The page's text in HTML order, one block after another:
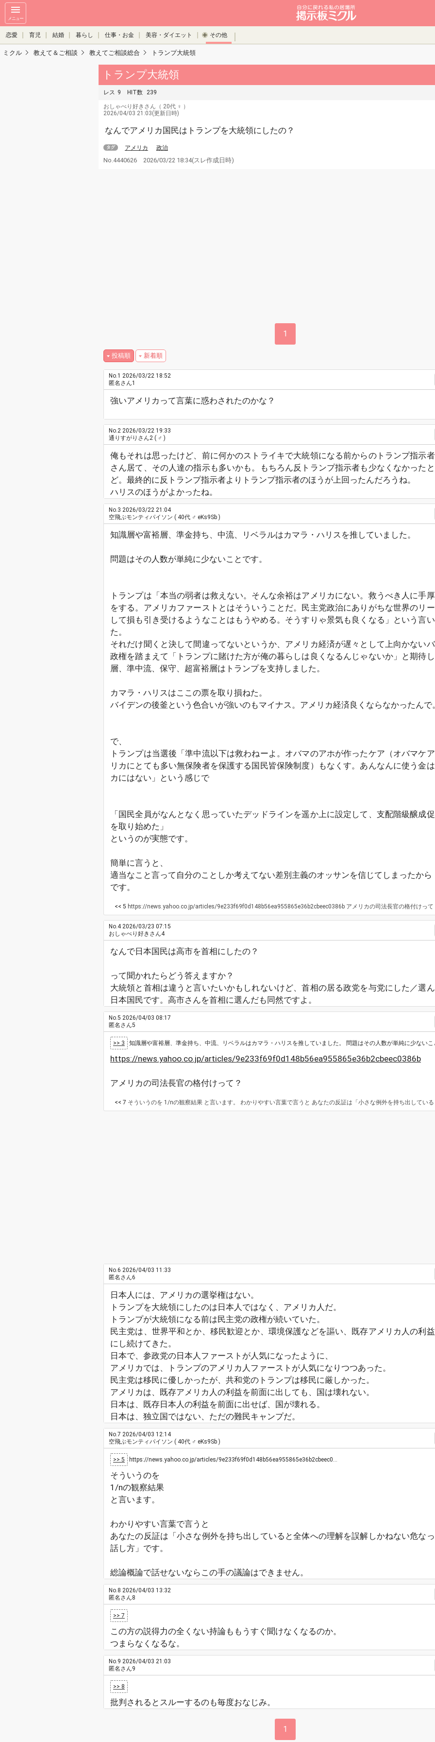
メニュー
恋愛 育児 結婚 暮らし 仕事・お金 美容・ダイエット その他
ミクル 教えて＆ご相談 教えてご相談総合 トランプ大統領
トランプ大統領
レス 9 HIT数 239
おしゃべり好きさん （ 20代 ♀ ）
2026/04/03 21:03(更新日時)
なんでアメリカ国民はトランプを大統領にしたの？
タグ アメリカ 政治
No.4440626 2026/03/22 18:34(スレ作成日時)
1
投稿順 新着順
No.1 2026/03/22 18:52
匿名さん1
強いアメリカって言葉に惑わされたのかな？
No.2 2026/03/22 19:33
通りすがりさん2 ( ♂ )
俺もそれは思ったけど、前に何かのストライキで大統領になる前からのトランプ指示
さん居て、その人達の指示も多いかも。もちろん反トランプ指示者も少なくなかった
ど。最終的に反トランプ指示者よりトランプ指示者のほうが上回ったんだろうね。
ハリスのほうがよかったね。
No.3 2026/03/22 21:04
空飛ぶモンティパイソン ( 40代 ♂ eKs9Sb )
知識層や富裕層、準金持ち、中流、リベラルはカマラ・ハリスを推していました。
問題はその人数が単純に少ないことです。
トランプは「本当の弱者は救えない。そんな余裕はアメリカにない。救うべき人に手
をする。アメリカファーストとはそういうことだ。民主党政治にありがちな世界のリ
して損も引き受けるようなことはもうやめる。そうすりゃ景気も良くなる」という言
た。
それだけ聞くと決して間違ってないというか、アメリカ経済が遅々として上向かない
政権を踏まえて「トランプに賭けた方が俺の暮らしは良くなるんじゃないか」と期待
層、準中流、保守、超富裕層はトランプを支持しました。
カマラ・ハリスはここの票を取り損ねた。
バイデンの後釜という色合いが強いのもマイナス。アメリカ経済良くならなかったんで
で、
トランプは当選後「準中流以下は救わねーよ。オバマのアホが作ったケア（オバマケ
リカにとても多い無保険者を保護する国民皆保険制度）もなくす。あんなんに使う金
カにはない」という感じで
「国民全員がなんとなく思っていたデッドラインを遥か上に設定して、支配階級醸成
を取り始めた」
というのが実態です。
簡単に言うと、
適当なこと言って自分のことしか考えてない差別主義のオッサンを信じてしまったから
です。
<< 5 https://news.yahoo.co.jp/articles/9e233f69f0d148b56ea955865e36b2cbeec0386b アメリカの司法長官の格付けって
No.42026/03/23 07:15
おしゃべり好きさん4
なんで日本国民は高市を首相にしたの？
って聞かれたらどう答えますか？
大統領と首相は違うと言いたいかもしれないけど、首相の居る政党を与党にした／選
日本国民です。高市さんを首相に選んだも同然ですよ。
No.5 2026/04/03 08:17
匿名さん5
>> 3 知識層や富裕層、準金持ち、中流、リベラルはカマラ・ハリスを推していました。 問題はその人数が単純に少ないことです。 ト
https://news.yahoo.co.jp/articles/9e233f69f0d148b56ea955865e36b2cbeec0386b
アメリカの司法長官の格付けって？
<< 7 そういうのを 1/nの観察結果 と言います。 わかりやすい言葉で言うと あなたの反証は「小さな例外を持ち出していると全体への理解を誤解しかねない危なっかしい話し方」です。 総論概論で話せないならこの手の議論はでき
No.6 2026/04/03 11:33
匿名さん6
日本人には、アメリカの選挙権はない。
トランプを大統領にしたのは日本人ではなく、アメリカ人だ。
トランプが大統領になる前は民主党の政権が続いていた。
民主党は、世界平和とか、移民歓迎とか、環境保護などを謳い、既存アメリカ人の利
にし続けてきた。
日本で、参政党の日本人ファーストが人気になったように、
アメリカでは、トランプのアメリカ人ファーストが人気になりつつあった。
民主党は移民に優しかったが、共和党のトランプは移民に厳しかった。
アメリカは、既存アメリカ人の利益を前面に出しても、国は壊れない。
日本は、既存日本人の利益を前面に出せば、国が壊れる。
日本は、独立国ではない、ただの難民キャンプだ。
No.7 2026/04/03 12:14
空飛ぶモンティパイソン ( 40代 ♂ eKs9Sb )
>> 5 https://news.yahoo.co.jp/articles/9e233f69f0d148b56ea955865e36b2cbeec0…
そういうのを
1/nの観察結果
と言います。
わかりやすい言葉で言うと
あなたの反証は「小さな例外を持ち出していると全体への理解を誤解しかねない危な
話し方」です。
総論概論で話せないならこの手の議論はできません。
No.8 2026/04/03 13:32
匿名さん8
>> 7
この方の説得力の全くない持論ももうすぐ聞けなくなるのか。
つまらなくなるな。
No.9 2026/04/03 21:03
匿名さん9
>> 8
批判されるとスルーするのも毎度おなじみ。
1